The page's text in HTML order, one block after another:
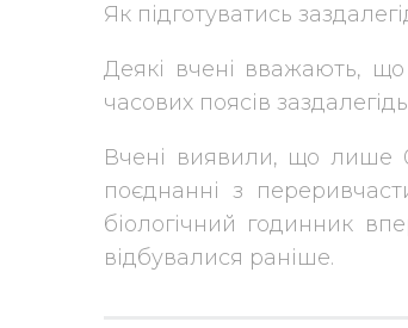
Як підготуватись
Деякі вчені вважають,
часових поясів
Вчені виявили, що лише
поєднанні з
біологічний годинник
відбувалися раніше.